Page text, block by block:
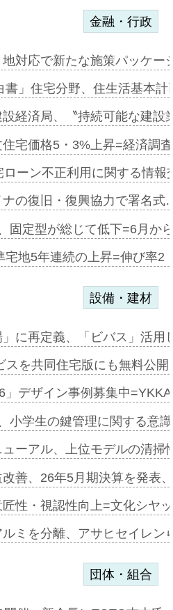
金融・行政
地対応で新たな施策パッケ
書」住宅分野、住生活基本
設経済局、〝持続可能な建
宅価格5・3%上昇=経済調
ローン不正利用に関する情
ナの復旧・復興協力で署名
固定型が総じて低下=6月か
宅地5年連続の上昇=伸び率
設備・建材
に再定義、「ビバス」活
スを共同住宅版にも無料公
」デザイン事例募集中
小学生の鍵管理に関する意
ューアル、上位モデルの清
善、26年5月期決算を発表
性・視認性向上=文化シヤ
ミを分離、アサヒセイレ
団体・組合